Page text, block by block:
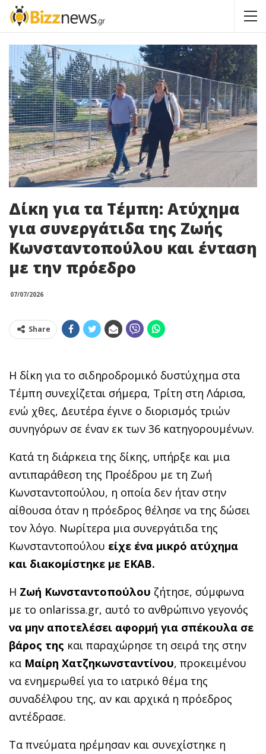
Δίκη για τα Τέμπη: Ατύχημα
για συνεργάτιδα της Ζωής
Κωνσταντοπούλου και ένταση
με την πρόεδρο
07/07/2026
Share
Η δίκη για το σιδηροδρομικό δυστύχημα στα
Τέμπη συνεχίζεται σήμερα, Τρίτη στη Λάρισα,
ενώ χθες, Δευτέρα έγινε ο διορισμός τριών
συνηγόρων σε έναν εκ των 36 κατηγορουμένων.
Κατά τη διάρκεια της δίκης, υπήρξε και μια
αντιπαράθεση της Προέδρου με τη Ζωή
Κωνσταντοπούλου, η οποία δεν ήταν στην
αίθουσα όταν η πρόεδρος θέλησε να της δώσει
τον λόγο. Νωρίτερα μια συνεργάτιδα της
Κωνσταντοπούλου είχε ένα μικρό ατύχημα
και διακομίστηκε με ΕΚΑΒ.
Η Ζωή Κωνσταντοπούλου ζήτησε, σύμφωνα
με το onlarissa.gr, αυτό το ανθρώπινο γεγονός
να μην αποτελέσει αφορμή για σπέκουλα σε
βάρος της και παραχώρησε τη σειρά της στην
κα Μαίρη Χατζηκωνσταντίνου, προκειμένου
να ενημερωθεί για το ιατρικό θέμα της
συναδέλφου της, αν και αρχικά η πρόεδρος
αντέδρασε.
Τα πνεύματα ηρέμησαν και συνεχίστηκε η